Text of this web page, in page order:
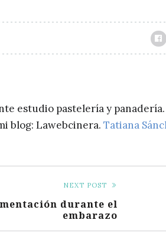
estudio pastelería y panadería.
blog: Lawebcinera. Tatiana
NEXT POST
durante el
embarazo